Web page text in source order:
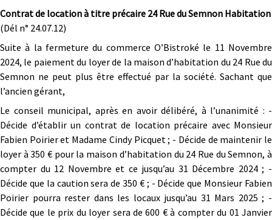
Contrat de location à titre précaire 24 Rue du Semnon Habitation
(Dél n° 24.07.12)
Suite à la fermeture du commerce O’Bistroké le 11 Novembre
2024, le paiement du loyer de la maison d’habitation du 24 Rue du
Semnon ne peut plus être effectué par la société. Sachant que
l’ancien gérant,
Le conseil municipal, après en avoir délibéré, à l’unanimité : -
Décide d’établir un contrat de location précaire avec Monsieur
Fabien Poirier et Madame Cindy Picquet ; - Décide de maintenir le
loyer à 350 € pour la maison d’habitation du 24 Rue du Semnon, à
compter du 12 Novembre et ce jusqu’au 31 Décembre 2024 ; -
Décide que la caution sera de 350 € ; - Décide que Monsieur Fabien
Poirier pourra rester dans les locaux jusqu’au 31 Mars 2025 ; -
Décide que le prix du loyer sera de 600 € à compter du 01 Janvier